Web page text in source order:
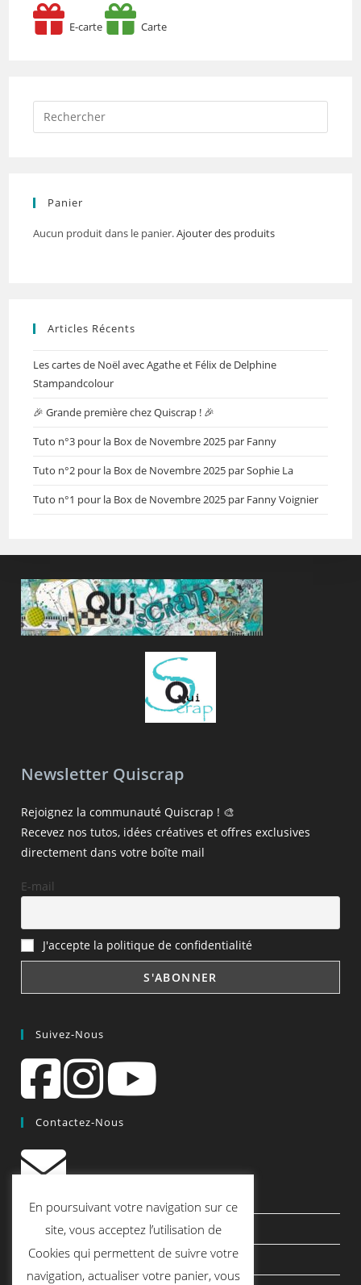
E-carte Carte
Panier
Aucun produit dans le panier.Ajouter des produits
Articles Récents
Les cartes de Noël avec Agathe et Félix de Delphine
Stampandcolour
🎉 Grande première chez Quiscrap ! 🎉
Tuto n°3 pour la Box de Novembre 2025 par Fanny
Tuto n°2 pour la Box de Novembre 2025 par Sophie La
Tuto n°1 pour la Box de Novembre 2025 par Fanny Voignier
Newsletter Quiscrap
Rejoignez la communauté Quiscrap ! 🎨
Recevez nos tutos, idées créatives et offres exclusives
directement dans votre boîte mail
E-mail
J'accepte la politique de confidentialité
Suivez-Nous
Contactez-Nous
contact@quiscrap.fr
Les Fiches Techniques et les Tutos
Le Blog
En poursuivant votre navigation sur ce
site, vous acceptez l’utilisation de
Cookies qui permettent de suivre votre
navigation, actualiser votre panier, vous